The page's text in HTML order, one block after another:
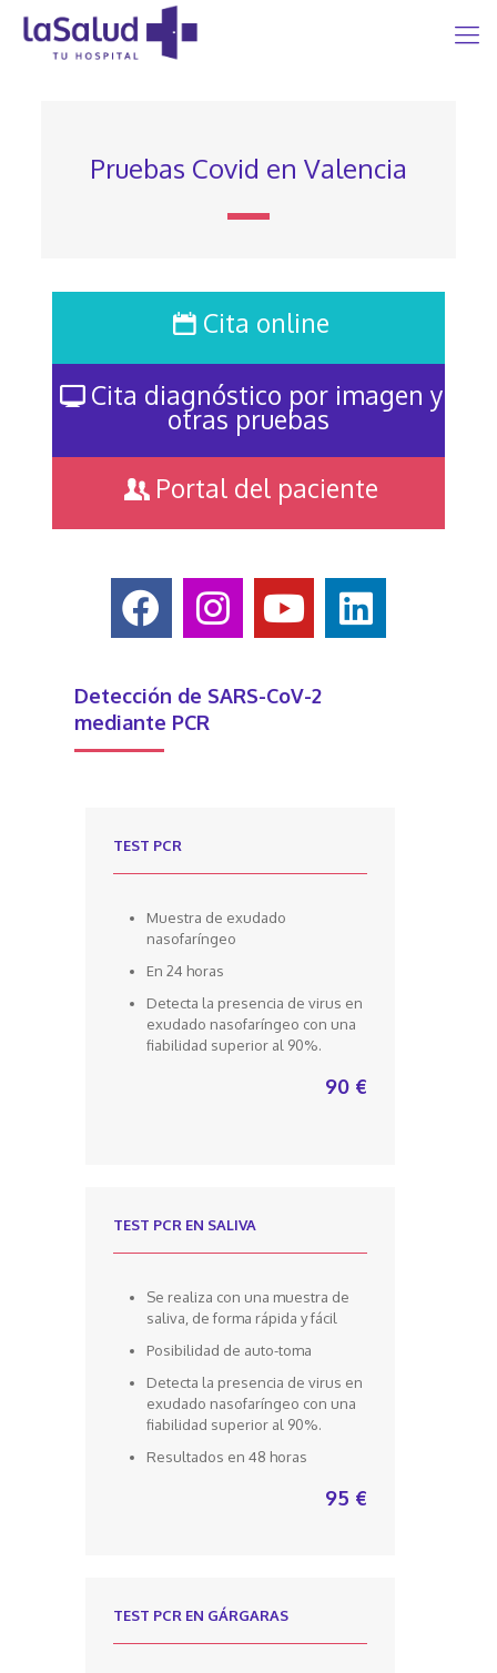
Pruebas Covid en Valencia
Cita online
Cita diagnóstico por imagen y
otras pruebas
Portal del paciente
Detección de SARS-CoV-2
mediante PCR
TEST PCR
Muestra de exudado
nasofaríngeo
En 24 horas
Detecta la presencia de virus en
exudado nasofaríngeo con una
fiabilidad superior al 90%.
90 €
TEST PCR EN SALIVA
Se realiza con una muestra de
saliva, de forma rápida y fácil
Posibilidad de auto-toma
Detecta la presencia de virus en
exudado nasofaríngeo con una
fiabilidad superior al 90%.
Resultados en 48 horas
95 €
TEST PCR EN GÁRGARAS